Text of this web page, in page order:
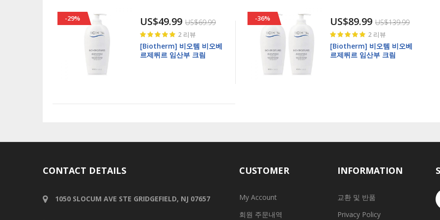
-29% US$49.99 US$69.99
Rating:
100%
2 리뷰
[Biotherm] 비오템 비오베
르제뛰르 임산부 크림
-36% US$89.99 US$139.99
Rating:
100%
2 리뷰
[Biotherm] 비오템 비오베
르제뛰르 임산부 크림
CONTACT DETAILS
1050 SLOCUM AVE STE GRIDGEFIELD, NJ 07657
CUSTOMER
My Account
회원 주문내역
INFORMATION
교환 및 반품
Privacy Policy